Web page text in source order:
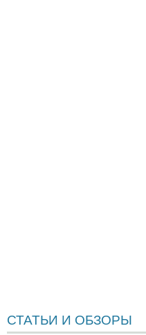
СТАТЬИ И ОБЗОРЫ